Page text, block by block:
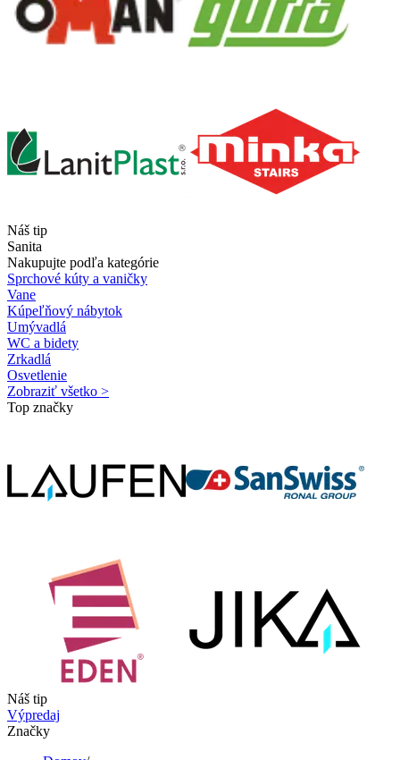
Náš tip
Sanita
Nakupujte podľa kategórie
Sprchové kúty a vaničky
Vane
Kúpeľňový nábytok
Umývadlá
WC a bidety
Zrkadlá
Osvetlenie
Zobraziť všetko >
Top značky
Náš tip
Výpredaj
Značky